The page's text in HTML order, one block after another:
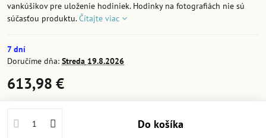
vankúšikov pre uloženie hodiniek. Hodinky na fotografiách nie sú
súčasťou produktu.Čítajte viac
7 dní
Doručíme dňa: Streda 19.8.2026
613,98 €
Do košíka